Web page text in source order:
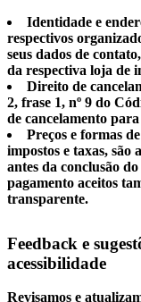
Identidade e
respectivos
seus dados de
da respectiva loja de
Direito de
2, frase 1, nº 9 do
de cancelamento
Preços e formas
impostos e taxas, são
antes da conclusão
pagamento aceitos
transparente.
Feedback e
acessibilidade
Revisamos e